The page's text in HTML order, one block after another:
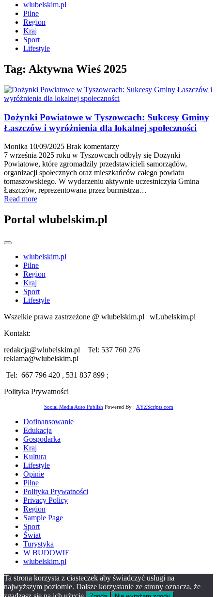
wlubelskim.pl
Pilne
Region
Kraj
Sport
Lifestyle
Tag: Aktywna Wieś 2025
Dożynki Powiatowe w Tyszowcach: Sukcesy Gminy
Łaszczów i wyróżnienia dla lokalnej społeczności
Monika 10/09/2025 Brak komentarzy
7 września 2025 roku w Tyszowcach odbyły się Dożynki
Powiatowe, które zgromadziły przedstawicieli samorządów,
organizacji społecznych oraz mieszkańców całego powiatu
tomaszowskiego. W wydarzeniu aktywnie uczestniczyła Gmina
Łaszczów, reprezentowana przez burmistrza…
Read more
Portal wlubelskim.pl
wlubelskim.pl
Pilne
Region
Kraj
Sport
Lifestyle
Wszelkie prawa zastrzeżone @ wlubelskim.pl | wLubelskim.pl
Kontakt:
redakcja@wlubelskim.pl Tel: 537 760 276
reklama@wlubelskim.pl
Tel: 667 796 420 , 531 837 899 ;
Polityka Prywatności
Social Media Auto Publish Powered By : XYZScripts.com
Dofinansowanie
Edukacja
Gospodarka
Kraj
Kultura
Lifestyle
Opinie
Pilne
Polityka Prywatności
Privacy Policy
Region
Sample Page
Sport
Świat
Turystyka
W BUDOWIE
wlubelskim.pl
Ta strona korzysta z ciasteczek aby świadczyć usługi na
najwyższym poziomie. Dalsze korzystanie ze strony oznacza, że